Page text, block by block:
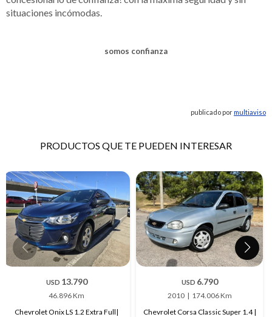
situaciones incómodas.
somos confianza
publicado pormultiaviso
PRODUCTOS QUE TE PUEDEN INTERESAR
USD 13.790
46.896 Km
Chevrolet Onix LS 1.2 Extra Full|
USD 6.790
2010
174.006 Km
Chevrolet Corsa Classic Super 1.4 |